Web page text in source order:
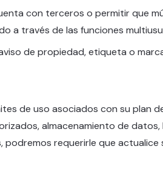
con terceros o permitir que
a través de las funciones
de propiedad, etiqueta o
de uso asociados con su plan
almacenamiento de datos,
requerirle que actualice